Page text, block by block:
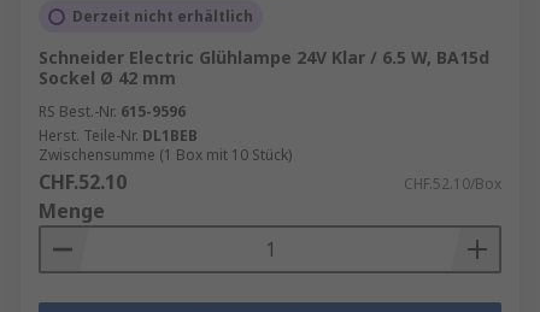
Derzeit nicht erhältlich
Schneider Electric Glühlampe 24V Klar / 6.5 W, BA15d
Sockel Ø 42 mm
RS Best.-Nr. 615-9596
Herst. Teile-Nr. DL1BEB
Zwischensumme (1 Box mit 10 Stück)
CHF.52.10 CHF.52.10/Box
Menge